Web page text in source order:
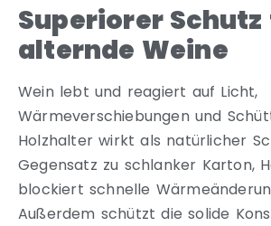
Superiorer
alternde Weine
Wein lebt und reagiert auf Licht,
Wärmeverschiebungen und
Holzhalter wirkt als natürlicher
Gegensatz zu schlanker Karton,
blockiert schnelle
Außerdem schützt die solide